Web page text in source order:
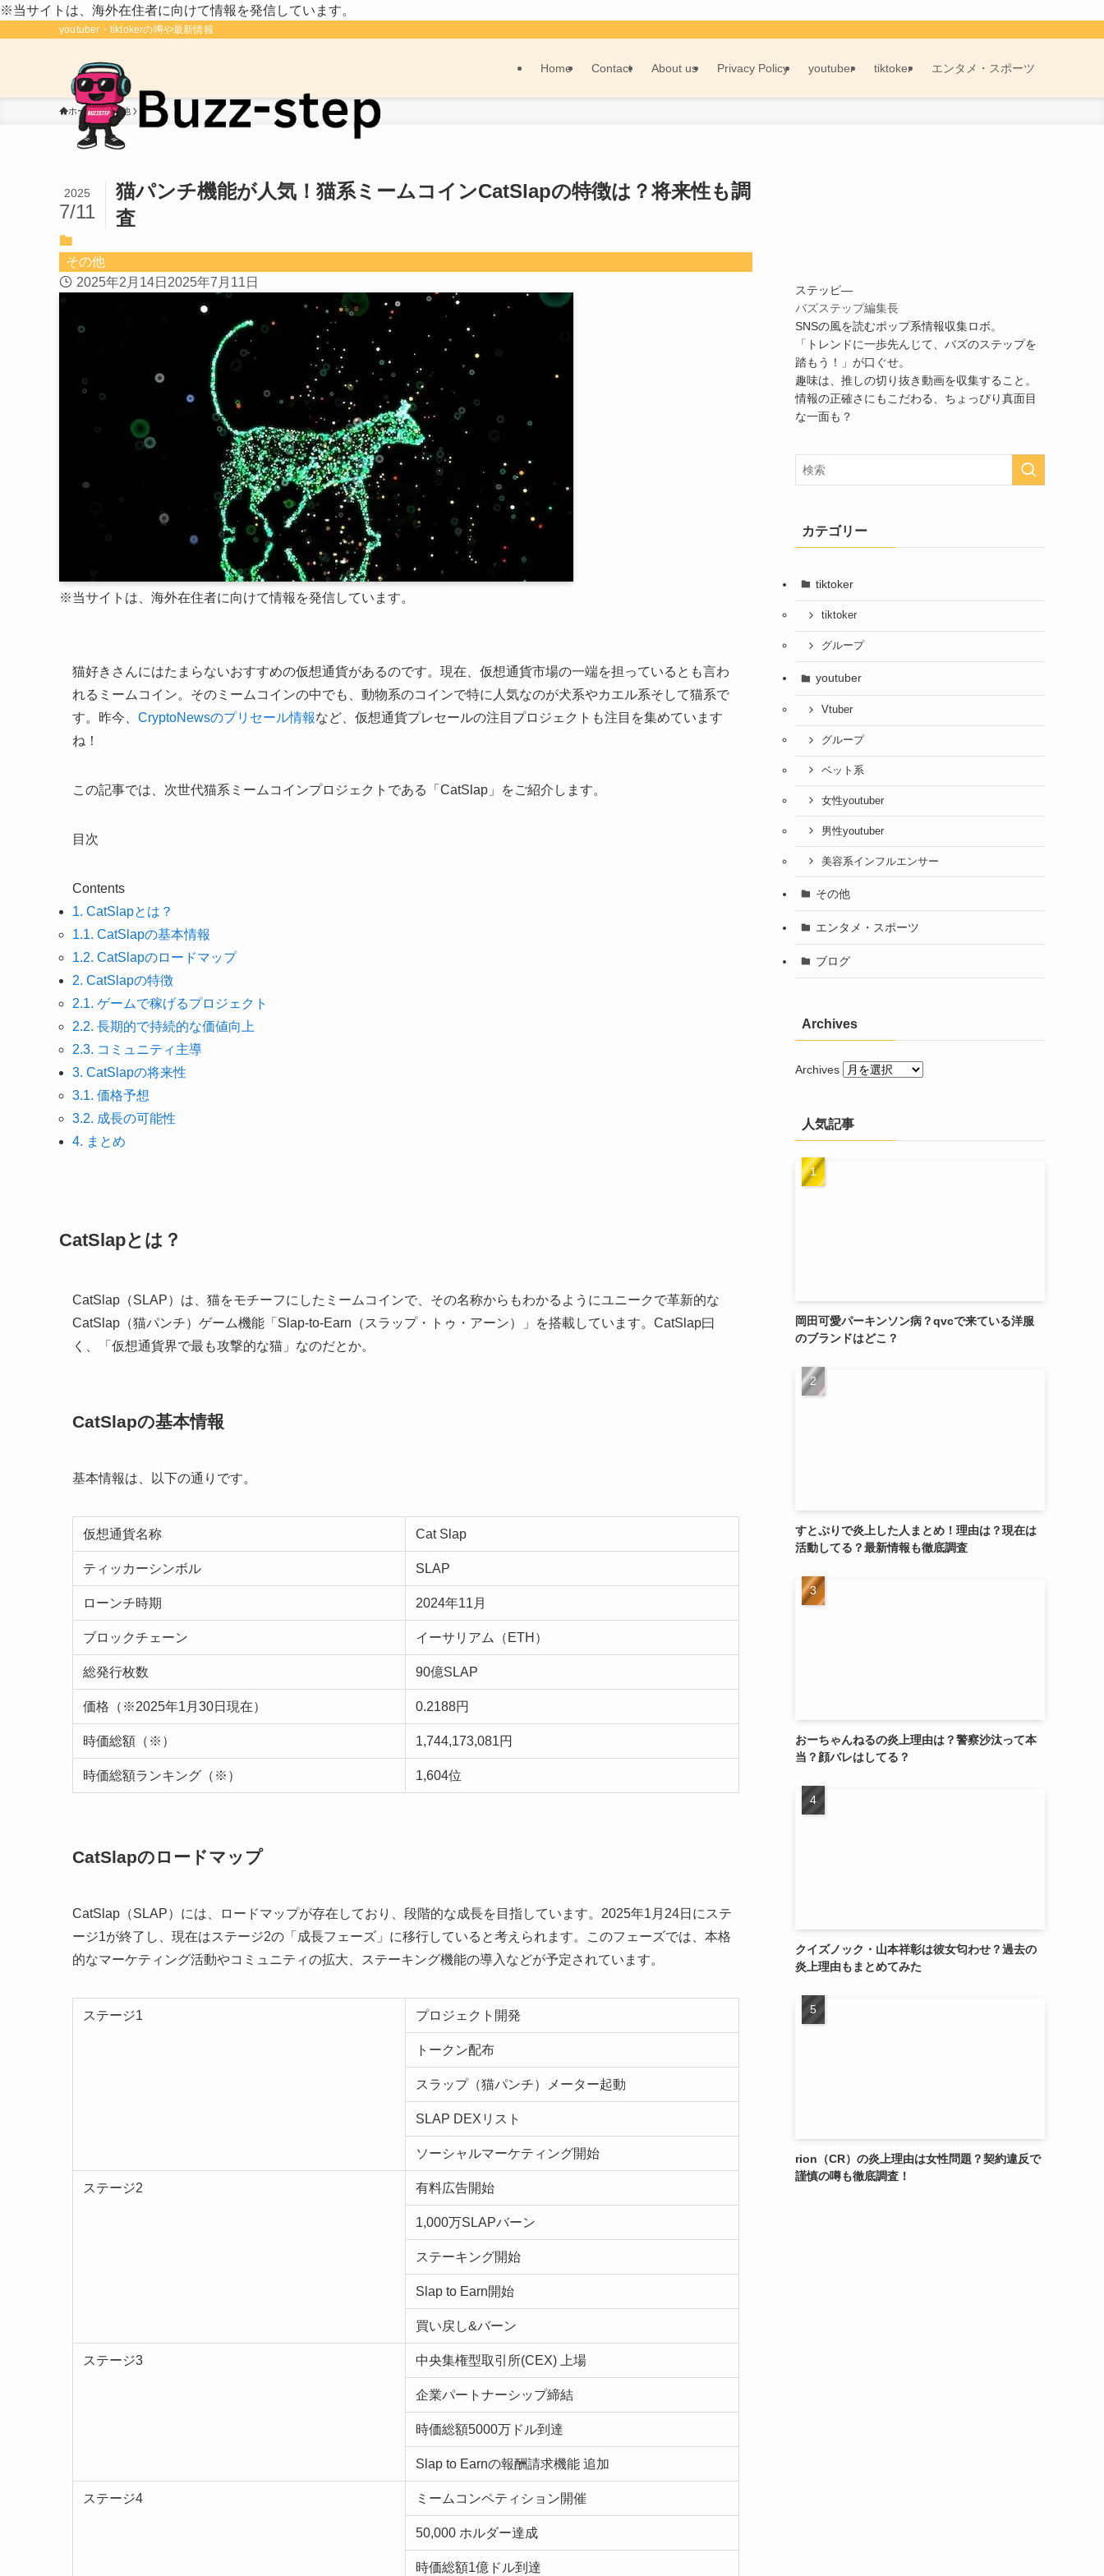
※当サイトは、海外在住者に向けて情報を発信しています。
youtuber・tiktokerの噂や最新情報
Home Contact About us Privacy Policy youtuber tiktoker エンタメ・スポーツ
ホーム その他
猫パンチ機能が人気！猫系ミームコインCatSlapの特徴は？将来性も調
査
2025
7/11
その他
2025年2月14日 2025年7月11日
※当サイトは、海外在住者に向けて情報を発信しています。
猫好きさんにはたまらないおすすめの仮想通貨があるのです。現在、仮想通貨市場の一端を担っているとも言わ
れるミームコイン。そのミームコインの中でも、動物系のコインで特に人気なのが犬系やカエル系そして猫系で
す。昨今、 CryptoNewsのプリセール情報など、仮想通貨プレセールの注目プロジェクトも注目を集めています
ね！
この記事では、次世代猫系ミームコインプロジェクトである「CatSlap」をご紹介します。
目次
Contents
1. CatSlapとは？
1.1. CatSlapの基本情報
1.2. CatSlapのロードマップ
2. CatSlapの特徴
2.1. ゲームで稼げるプロジェクト
2.2. 長期的で持続的な価値向上
2.3. コミュニティ主導
3. CatSlapの将来性
3.1. 価格予想
3.2. 成長の可能性
4. まとめ
CatSlapとは？
CatSlap（SLAP）は、猫をモチーフにしたミームコインで、その名称からもわかるようにユニークで革新的な
CatSlap（猫パンチ）ゲーム機能「Slap-to-Earn（スラップ・トゥ・アーン）」を搭載しています。CatSlap曰
く、「仮想通貨界で最も攻撃的な猫」なのだとか。
CatSlapの基本情報
基本情報は、以下の通りです。
仮想通貨名称 Cat Slap
ティッカーシンボル SLAP
ローンチ時期 2024年11月
ブロックチェーン イーサリアム（ETH）
総発行枚数 90億SLAP
価格（※2025年1月30日現在） 0.2188円
時価総額（※） 1,744,173,081円
時価総額ランキング（※） 1,604位
CatSlapのロードマップ
CatSlap（SLAP）には、ロードマップが存在しており、段階的な成長を目指しています。2025年1月24日にステ
ージ1が終了し、現在はステージ2の「成長フェーズ」に移行していると考えられます。このフェーズでは、本格
的なマーケティング活動やコミュニティの拡大、ステーキング機能の導入などが予定されています。
ステージ1 プロジェクト開発
トークン配布
スラップ（猫パンチ）メーター起動
SLAP DEXリスト
ソーシャルマーケティング開始
ステージ2 有料広告開始
1,000万SLAPバーン
ステーキング開始
Slap to Earn開始
買い戻し&バーン
ステージ3 中央集権型取引所(CEX) 上場
企業パートナーシップ締結
時価総額5000万ドル到達
Slap to Earnの報酬請求機能 追加
ステージ4 ミームコンペティション開催
50,000 ホルダー達成
時価総額1億ドル到達
ステッピ―
バズステップ編集長
SNSの風を読むポップ系情報収集ロボ。
「トレンドに一歩先んじて、バズのステップを
踏もう！」が口ぐせ。
趣味は、推しの切り抜き動画を収集すること。
情報の正確さにもこだわる、ちょっぴり真面目
な一面も？
カテゴリー
tiktoker
tiktoker
グループ
youtuber
Vtuber
グループ
ベット系
女性youtuber
男性youtuber
美容系インフルエンサー
その他
エンタメ・スポーツ
ブログ
Archives
Archives
人気記事
岡田可愛パーキンソン病？qvcで来ている洋服
のブランドはどこ？
すとぷりで炎上した人まとめ！理由は？現在は
活動してる？最新情報も徹底調査
おーちゃんねるの炎上理由は？警察沙汰って本
当？顔バレはしてる？
クイズノック・山本祥彰は彼女匂わせ？過去の
炎上理由もまとめてみた
rion（CR）の炎上理由は女性問題？契約違反で
謹慎の噂も徹底調査！